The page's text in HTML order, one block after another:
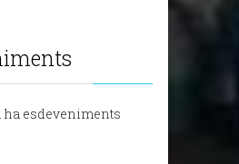
ha esdeveniments